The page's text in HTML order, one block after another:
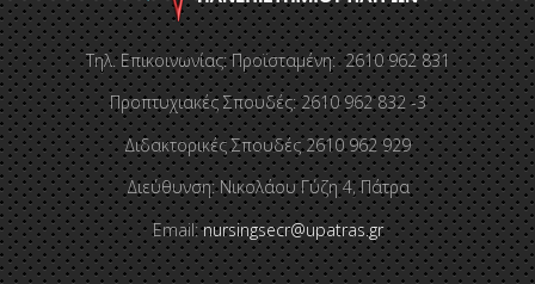
Τηλ. Επικοινωνίας: Προϊσταμένη: 2610 962 831
Προπτυχιακές Σπουδές: 2610 962 832 -3
Διδακτορικές Σπουδές 2610 962 929
Διεύθυνση: Νικολάου Γύζη 4, Πάτρα
Email:nursingsecr@upatras.gr